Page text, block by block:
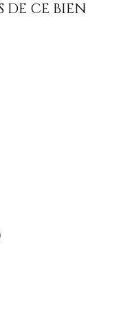
renseignement
DE CE BIEN